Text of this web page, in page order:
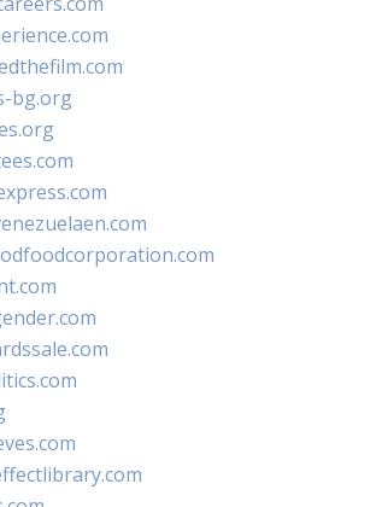
bg.org